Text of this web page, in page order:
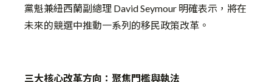
黨魁兼紐西蘭副總理 David Seymour 明確表示，將在
未來的競選中推動一系列的移民政策改革。
三大核心改革方向：聚焦門檻與執法